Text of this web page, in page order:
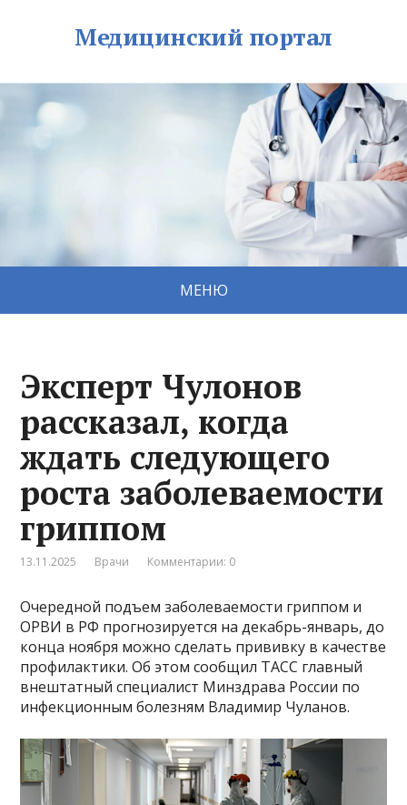
Медицинский портал
МЕНЮ
Эксперт Чулонов
рассказал, когда
ждать следующего
роста заболеваемости
гриппом
13.11.2025 Врачи Комментарии: 0
Очередной подъем заболеваемости гриппом и
ОРВИ в РФ прогнозируется на декабрь-январь, до
конца ноября можно сделать прививку в качестве
профилактики. Об этом сообщил ТАСС главный
внештатный специалист Минздрава России по
инфекционным болезням Владимир Чуланов.